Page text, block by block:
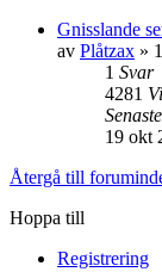
Gnisslande
av Plåtzax »
1 Svar
4281
19 okt
Återgå till
Hoppa till
Registrering